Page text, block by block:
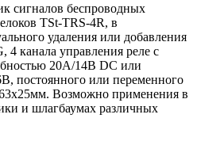
сигналов беспроводных
TSt-TRS-4R, в
удаления или добавления
4 канала управления реле с
20А/14В DC или
постоянного или переменного
Возможно применения в
и шлагбаумах различных